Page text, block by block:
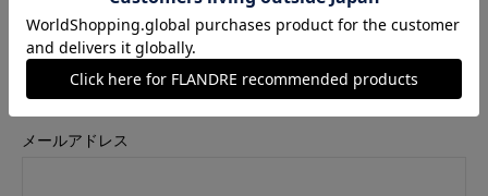
ネイビー
サイズ
13
メールアドレス